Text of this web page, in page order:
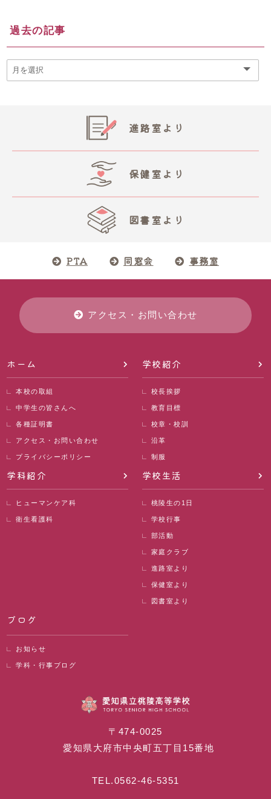
過去の記事
進路室より
保健室より
図書室より
PTA 同窓会 事務室
アクセス・お問い合わせ
ホーム
本校の取組
中学生の皆さんへ
各種証明書
アクセス・お問い合わせ
プライバシーポリシー
学校紹介
校長挨拶
教育目標
校章・校訓
沿革
制服
学科紹介
ヒューマンケア科
衛生看護科
学校生活
桃陵生の1日
学校行事
部活動
家庭クラブ
進路室より
保健室より
図書室より
ブログ
お知らせ
学科・行事ブログ
〒474-0025
愛知県大府市中央町五丁目15番地
TEL.0562-46-5351